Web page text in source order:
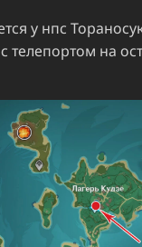
у нпс
телепортом на